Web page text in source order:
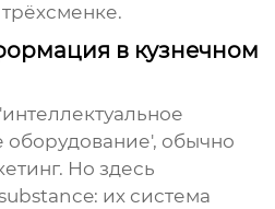
в кузнечном
обычно
Но здесь
их система